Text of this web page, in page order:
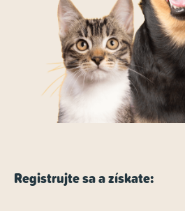
Registrujte sa a získate: